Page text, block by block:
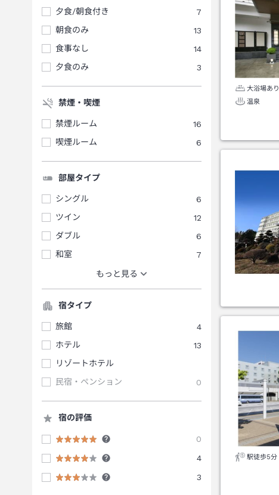
夕食/朝食付き
7
朝食のみ
13
食事なし
14
夕食のみ
3
禁煙・喫煙
禁煙ルーム
16
喫煙ルーム
6
部屋タイプ
シングル
6
ツイン
12
ダブル
6
和室
7
もっと見る
宿タイプ
旅館
4
ホテル
13
リゾートホテル
民宿・ペンション
0
宿の評価
0
4
3
大浴場あり
温泉
駅徒歩5分